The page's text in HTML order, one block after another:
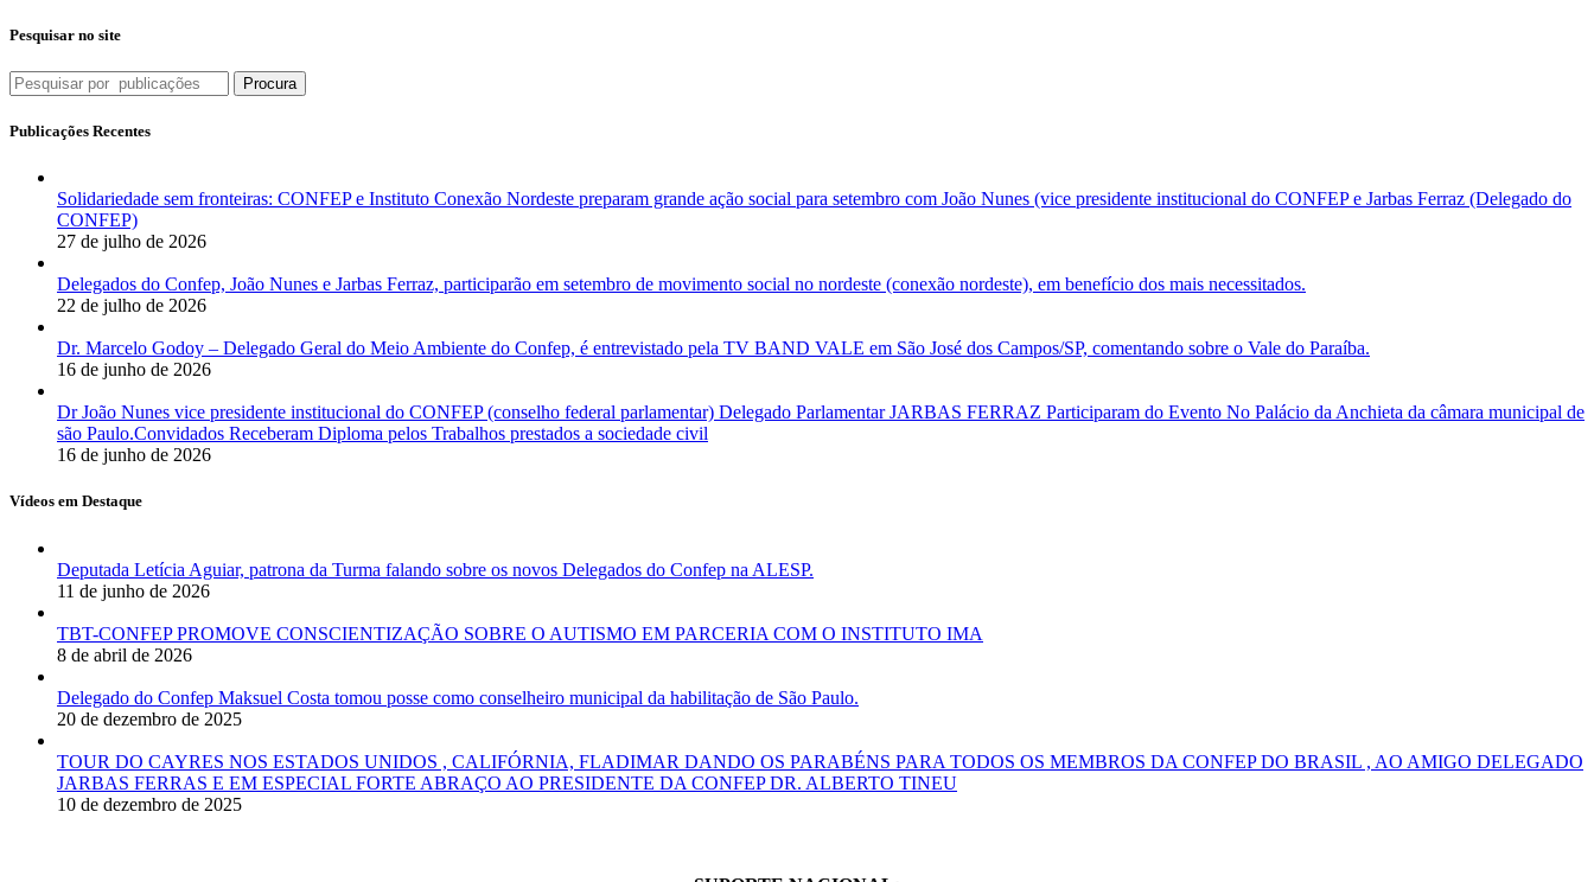
Pesquisar no site
Procura
Publicações Recentes
Solidariedade sem fronteiras: CONFEP e Instituto Conexão Nordeste preparam grande ação social para setembro com João Nunes (vice presidente institucional do CONFEP e Jarbas Ferraz (Delegado do
CONFEP)
27 de julho de 2026
Delegados do Confep, João Nunes e Jarbas Ferraz, participarão em setembro de movimento social no nordeste (conexão nordeste), em benefício dos mais necessitados.
22 de julho de 2026
Dr. Marcelo Godoy – Delegado Geral do Meio Ambiente do Confep, é entrevistado pela TV BAND VALE em São José dos Campos/SP, comentando sobre o Vale do Paraíba.
16 de junho de 2026
Dr João Nunes vice presidente institucional do CONFEP (conselho federal parlamentar) Delegado Parlamentar JARBAS FERRAZ Participaram do Evento No Palácio da Anchieta da câmara municipal de
são Paulo.Convidados Receberam Diploma pelos Trabalhos prestados a sociedade civil
16 de junho de 2026
Vídeos em Destaque
Deputada Letícia Aguiar, patrona da Turma falando sobre os novos Delegados do Confep na ALESP.
11 de junho de 2026
TBT-CONFEP PROMOVE CONSCIENTIZAÇÃO SOBRE O AUTISMO EM PARCERIA COM O INSTITUTO IMA
8 de abril de 2026
Delegado do Confep Maksuel Costa tomou posse como conselheiro municipal da habilitação de São Paulo.
20 de dezembro de 2025
TOUR DO CAYRES NOS ESTADOS UNIDOS , CALIFÓRNIA, FLADIMAR DANDO OS PARABÉNS PARA TODOS OS MEMBROS DA CONFEP DO BRASIL , AO AMIGO DELEGADO
JARBAS FERRAS E EM ESPECIAL FORTE ABRAÇO AO PRESIDENTE DA CONFEP DR. ALBERTO TINEU
10 de dezembro de 2025